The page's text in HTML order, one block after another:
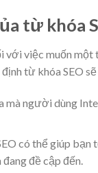
từ khóa
việc muốn
từ khóa SEO
mà người dùng
có thể giúp bạn
đề cập đến.